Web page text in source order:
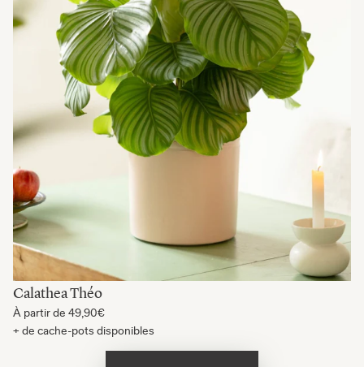
Calathea Théo
À partir de 49,90€
+ de cache-pots disponibles